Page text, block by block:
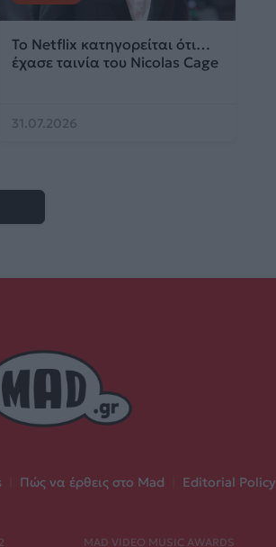
Το Netflix κατηγορείται ότι…
έχασε ταινία του Nicolas Cage
31.07.2026
Πώς να έρθεις στο Mad Editorial Policy
MAD VIDEO MUSIC AWARDS